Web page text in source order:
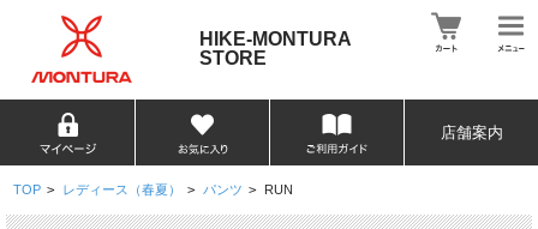
HIKE-MONTURA
STORE
店舗案内
TOP > レディース（春夏） > パンツ > RUN